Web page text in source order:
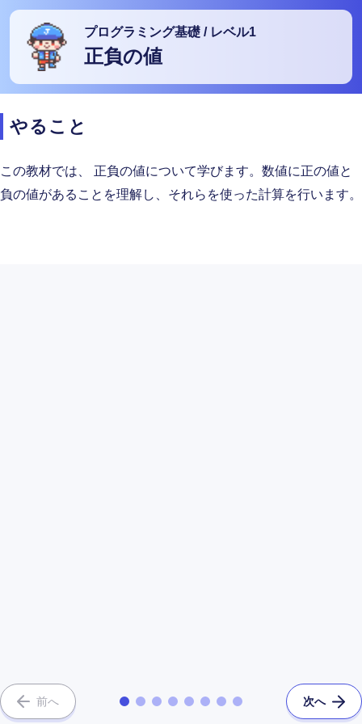
プログラミング基礎 / レベル1
正負の値
やること
この教材では、
正負の値について学びます。数値に正の値と
負の値があることを理解し、それらを使った計算を行います。
前へ 次へ